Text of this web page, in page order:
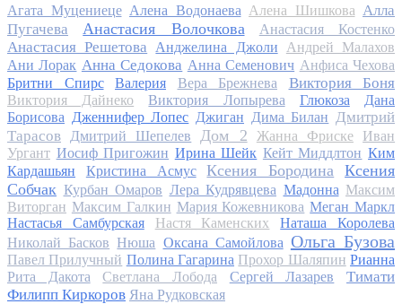
Агата Муцениеце Алена Водонаева Алена Шишкова Алла
Пугачева
Анастасия Волочкова Анастасия Костенко
Анастасия Решетова Анджелина Джоли
Андрей Малахов
Ани Лорак Анна Седокова Анна Семенович Анфиса Чехова
Бритни Спирс
Валерия Вера Брежнева Виктория Боня
Виктория Дайнеко Виктория Лопырева Глюкоза
Дана
Борисова Дженнифер Лопес Джиган Дима Билан Дмитрий
Тарасов
Дмитрий Шепелев Дом 2 Жанна Фриске
Иван
Ургант Иосиф Пригожин Ирина Шейк Кейт Миддлтон Ким
Кардашьян
Кристина Асмус Ксения Бородина
Ксения
Собчак Курбан Омаров Лера Кудрявцева Мадонна Максим
Виторган Максим Галкин Мария Кожевникова Меган Маркл
Настасья Самбурская
Настя Каменских
Наташа Королева
Николай Басков Нюша Оксана Самойлова Ольга Бузова
Павел Прилучный Полина Гагарина Прохор Шаляпин Рианна
Рита Дакота
Светлана Лобода Сергей Лазарев
Тимати
Филипп Киркоров Яна Рудковская